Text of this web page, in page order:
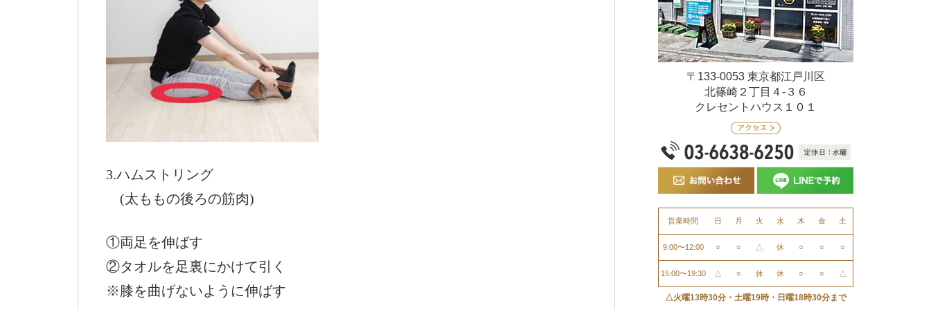
3.ハムストリング
(太ももの後ろの筋肉)
①両足を伸ばす
②タオルを足裏にかけて引く
※膝を曲げないように伸ばす
〒133-0053 東京都江戸川区
北篠崎２丁目４-３６
クレセントハウス１０１
営業時間 日 月 火 水 木 金 土
9:00〜12:00 ○ ○ △ 休 ○ ○ ○
15:00〜19:30 △ ○ 休 休 ○ ○ △
△火曜13時30分・土曜19時・日曜18時30分まで